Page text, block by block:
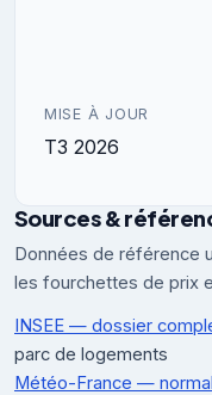
MISE À JOUR
T3 2026
Sources &
Données de référence
les fourchettes de prix
INSEE — dossier
parc de logements
Météo-France —